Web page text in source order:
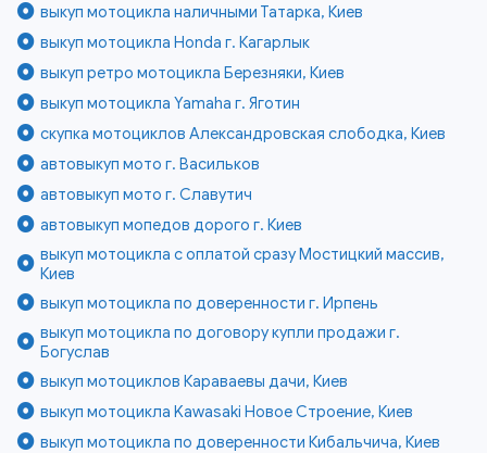
выкуп мотоцикла наличными Татарка, Киев
выкуп мотоцикла Honda г. Кагарлык
выкуп ретро мотоцикла Березняки, Киев
выкуп мотоцикла Yamaha г. Яготин
скупка мотоциклов Александровская слободка, Киев
автовыкуп мото г. Васильков
автовыкуп мото г. Славутич
автовыкуп мопедов дорого г. Киев
выкуп мотоцикла с оплатой сразу Мостицкий массив,
Киев
выкуп мотоцикла по доверенности г. Ирпень
выкуп мотоцикла по договору купли продажи г.
Богуслав
выкуп мотоциклов Караваевы дачи, Киев
выкуп мотоцикла Kawasaki Новое Строение, Киев
выкуп мотоцикла по доверенности Кибальчича, Киев